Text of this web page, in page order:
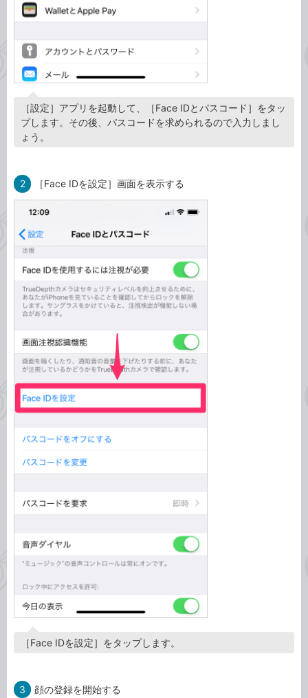
［設定］アプリを起動して、［Face IDとパスコード］をタッ
プします。その後、パスコードを求められるので入力しまし
ょう。
2 ［Face IDを設定］画面を表示する
［Face IDを設定］をタップします。
3 顔の登録を開始する